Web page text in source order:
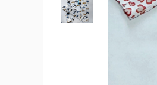
Lenjerie intima